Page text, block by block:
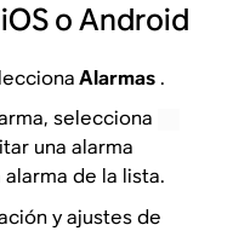
o Android
Alarmas.
selecciona
una alarma
de la lista.
y ajustes de